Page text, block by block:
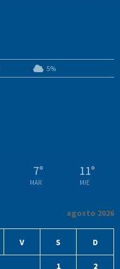
5%
7°
MAR
11°
MIE
agosto 2026
V S D
1 2